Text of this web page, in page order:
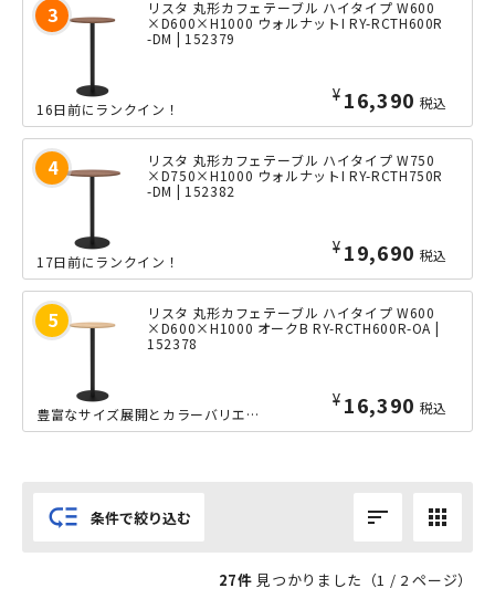
リスタ 丸形カフェテーブル ハイタイプ W600
×D600×H1000 ウォルナットI RY-RCTH600R
-DM | 152379
¥ 16,390 税込
16日前にランクイン！
リスタ 丸形カフェテーブル ハイタイプ W750
×D750×H1000 ウォルナットI RY-RCTH750R
-DM | 152382
¥ 19,690 税込
17日前にランクイン！
リスタ 丸形カフェテーブル ハイタイプ W600
×D600×H1000 オークB RY-RCTH600R-OA |
152378
¥ 16,390 税込
豊富なサイズ展開とカラーバリエーションが特徴の「リスタ」シリーズのカフェテーブル、ラウンド天板のΦ600mmハイタイプです。高さ1000mmですので、ハイスツールと合わせたり、スタンディングテーブルと...
low_priority 条件で絞り込む sort apps
27件 見つかりました（1 / 2 ページ）